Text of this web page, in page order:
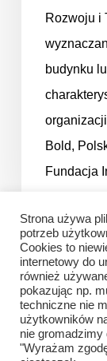
Rozwoju i
budynku
Bold,
Fundacja
Strona używa
potrzeb
Cookies to
internetowy do
również
pokazując np.
techniczne nie
użytkowników
nie gromadzimy
"Wyrażam